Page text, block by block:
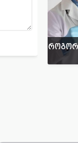
როგორ